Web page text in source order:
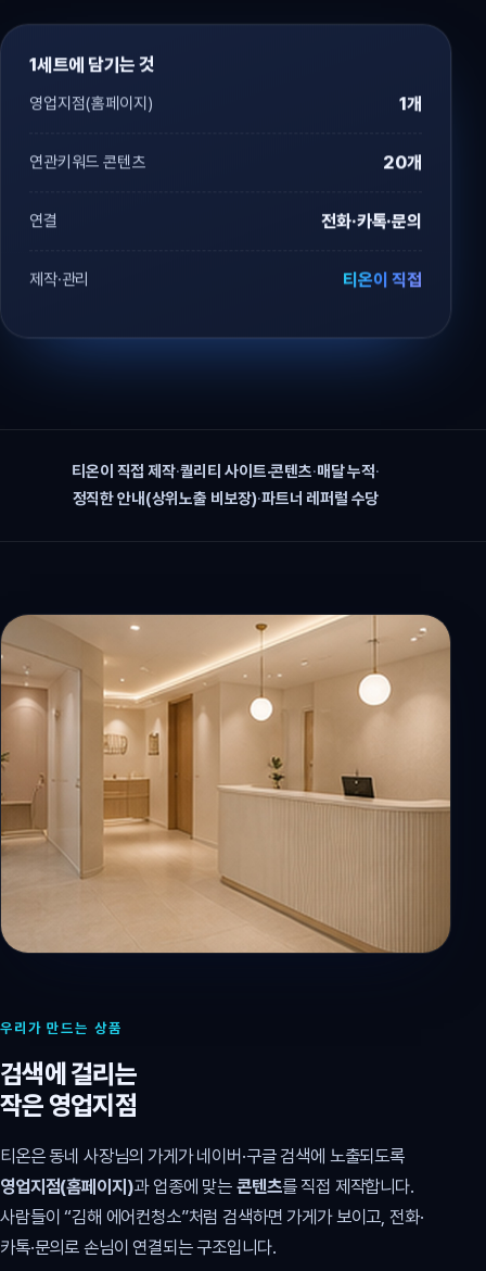
1세트에 담기는 것
영업지점(홈페이지) 1개
연관키워드 콘텐츠 20개
연결 전화·카톡·문의
제작·관리 티온이 직접
티온이 직접 제작·퀄리티 사이트·콘텐츠·매달 누적·
정직한 안내(상위노출 비보장)·파트너 레퍼럴 수당
우리가 만드는 상품
검색에 걸리는
작은 영업지점
티온은 동네 사장님의 가게가 네이버·구글 검색에 노출되도록
영업지점(홈페이지)과 업종에 맞는 콘텐츠를 직접 제작합니다.
사람들이 “김해 에어컨청소”처럼 검색하면 가게가 보이고, 전화·
카톡·문의로 손님이 연결되는 구조입니다.